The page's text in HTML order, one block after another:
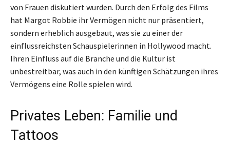
von Frauen diskutiert wurden. Durch den Erfolg des Films
hat Margot Robbie ihr Vermögen nicht nur präsentiert,
sondern erheblich ausgebaut, was sie zu einer der
einflussreichsten Schauspielerinnen in Hollywood macht.
Ihren Einfluss auf die Branche und die Kultur ist
unbestreitbar, was auch in den künftigen Schätzungen ihres
Vermögens eine Rolle spielen wird.
Privates Leben: Familie und
Tattoos